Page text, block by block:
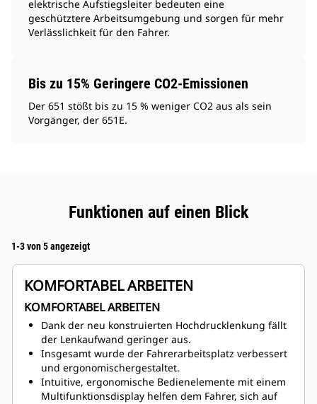
elektrische Aufstiegsleiter bedeuten eine
geschütztere Arbeitsumgebung und sorgen für mehr
Verlässlichkeit für den Fahrer.
Bis zu 15% Geringere CO2-Emissionen
Der 651 stößt bis zu 15 % weniger CO2 aus als sein
Vorgänger, der 651E.
Funktionen auf einen Blick
1-3 von 5 angezeigt
KOMFORTABEL ARBEITEN
KOMFORTABEL ARBEITEN
Dank der neu konstruierten Hochdrucklenkung fällt
der Lenkaufwand geringer aus.
Insgesamt wurde der Fahrerarbeitsplatz verbessert
und ergonomischergestaltet.
Intuitive, ergonomische Bedienelemente mit einem
Multifunktionsdisplay helfen dem Fahrer, sich auf